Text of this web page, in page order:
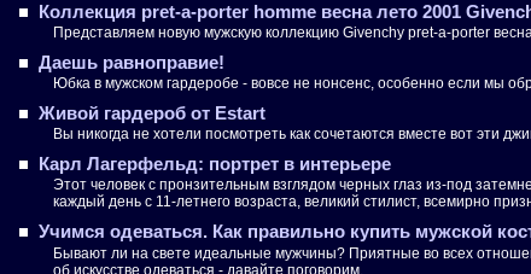
Коллекция pret-a-porter homme весна лето 2001
Представляем новую мужскую коллекцию Givenchy pret-a-porter
Даешь равноправие!
Юбка в мужском гардеробе - вовсе не нонсенс, особенно если мы
Живой гардероб от Estart
Вы никогда не хотели посмотреть как сочетаются вместе вот эти
Карл Лагерфельд: портрет в интерьере
Этот человек с пронзительным взглядом черных глаз из-под
каждый день с 11-летнего возраста, великий стилист, всемирно
Учимся одеваться. Как правильно купить мужской
Бывают ли на свете идеальные мужчины? Приятные во всех
об искусстве одеваться - давайте поговорим.